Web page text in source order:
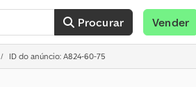
Procurar Vender
ID do anúncio: A824-60-75